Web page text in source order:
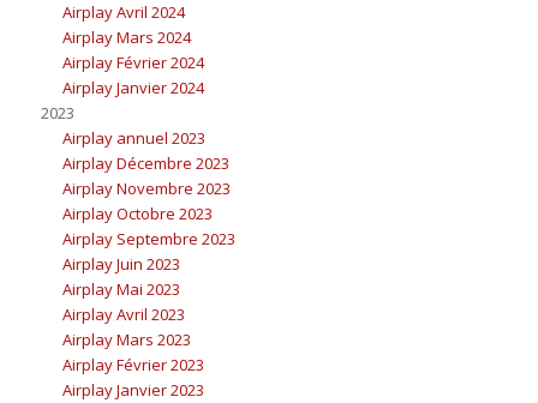
Airplay Avril 2024
Airplay Mars 2024
Airplay Février 2024
Airplay Janvier 2024
2023
Airplay annuel 2023
Airplay Décembre 2023
Airplay Novembre 2023
Airplay Octobre 2023
Airplay Septembre 2023
Airplay Juin 2023
Airplay Mai 2023
Airplay Avril 2023
Airplay Mars 2023
Airplay Février 2023
Airplay Janvier 2023